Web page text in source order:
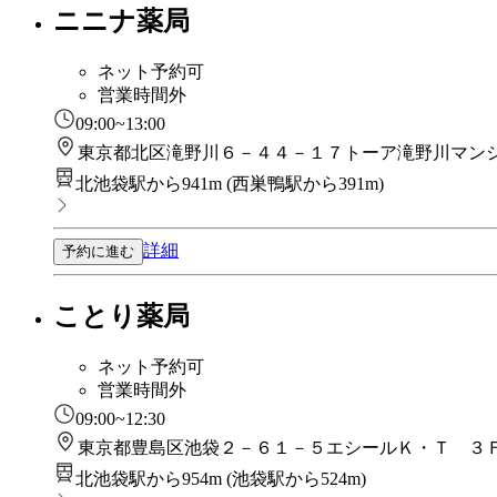
ニニナ薬局
ネット予約可
営業時間外
09:00~13:00
東京都北区滝野川６－４４－１７トーア滝野川マン
北池袋駅から941m (西巣鴨駅から391m)
予約に進む 詳細
ことり薬局
ネット予約可
営業時間外
09:00~12:30
東京都豊島区池袋２－６１－５エシールＫ・Ｔ ３
北池袋駅から954m (池袋駅から524m)